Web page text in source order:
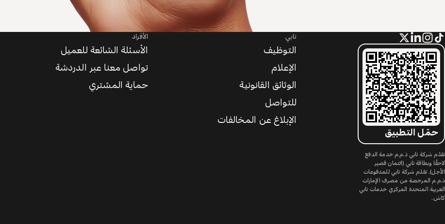
حمّل التطبيق
تقدّم شركة تابي ذ.م.م خدمة الدفع
لاحقًا وبطاقة تابي (ائتمان قصير
الأجل). تقدّم شركة تابي للمدفوعات
ذ.م.م المرخصة من مصرف الإمارات
العربية المتحدة المركزي خدمات تابي
كاش.
تابي
التوظيف
الإعلام
الوثائق القانونية
للتواصل
الإبلاغ عن المخالفات
الأفراد
الأسئلة الشائعة للعميل
تواصل معنا عبر الدردشة
حماية المشتري